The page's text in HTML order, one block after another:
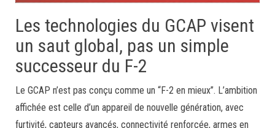
Les technologies du GCAP visent
un saut global, pas un simple
successeur du F-2
Le GCAP n’est pas conçu comme un “F-2 en mieux”. L’ambition
affichée est celle d’un appareil de nouvelle génération, avec
furtivité, capteurs avancés, connectivité renforcée, armes en